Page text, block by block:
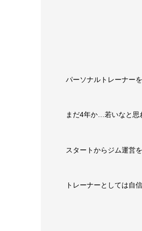
パーソナルトレーナー
まだ4年か…若いなと思
スタートからジム運営
トレーナーとしては自